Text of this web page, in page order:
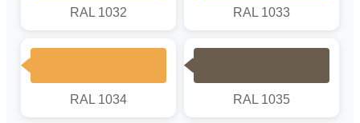
RAL 1032 RAL 1033
RAL 1034 RAL 1035